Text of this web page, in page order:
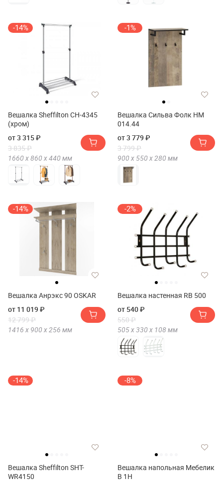
-14%
Вешалка Sheffilton CH-4345
(хром)
от 3 315 ₽
3 835 ₽
1660 х860 х440 мм
-1%
Вешалка Сильва Фолк НМ
014.44
от 3 779 ₽
3 799 ₽
900 х 550 х 280 мм
-14%
Вешалка Анрэкс 90 OSKAR
от 11 019 ₽
12 799 ₽
1416 х 900 х256 мм
-2%
Вешалка настенная RB 500
от 540 ₽
550 ₽
505 х330 х 108мм
-14%
Вешалка Sheffilton SHT-
WR4150
-8%
Вешалка напольная Мебелик
В 1Н